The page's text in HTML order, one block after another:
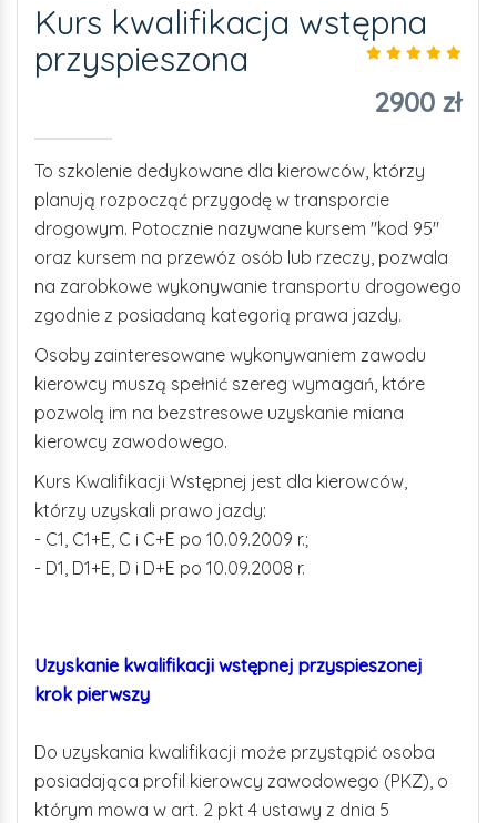
Kurs kwalifikacja wstępna
przyspieszona
2900 zł
To szkolenie dedykowane dla kierowców, którzy
planują rozpocząć przygodę w transporcie
drogowym. Potocznie nazywane kursem "kod 95"
oraz kursem na przewóz osób lub rzeczy, pozwala
na zarobkowe wykonywanie transportu drogowego
zgodnie z posiadaną kategorią prawa jazdy.
Osoby zainteresowane wykonywaniem zawodu
kierowcy muszą spełnić szereg wymagań, które
pozwolą im na bezstresowe uzyskanie miana
kierowcy zawodowego.
Kurs Kwalifikacji Wstępnej jest dla kierowców,
którzy uzyskali prawo jazdy:
- C1, C1+E, C i C+E po 10.09.2009 r.;
- D1, D1+E, D i D+E po 10.09.2008 r.
Uzyskanie kwalifikacji wstępnej przyspieszonej
krok pierwszy
Do uzyskania kwalifikacji może przystąpić osoba
posiadająca profil kierowcy zawodowego (PKZ), o
którym mowa w art. 2 pkt 4 ustawy z dnia 5